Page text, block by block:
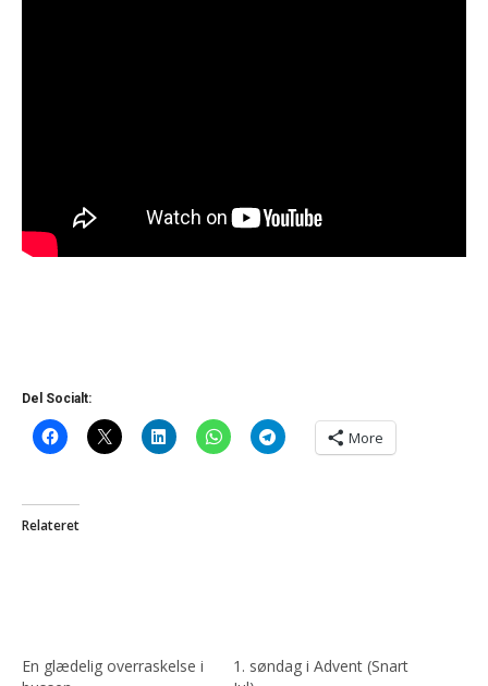
Del Socialt:
More
Relateret
En glædelig overraskelse i
1. søndag i Advent (Snart